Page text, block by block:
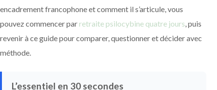
encadrement francophone et comment il s’articule, vous
pouvez commencer par retraite psilocybine quatre jours, puis
revenir à ce guide pour comparer, questionner et décider avec
méthode.
L’essentiel en 30 secondes